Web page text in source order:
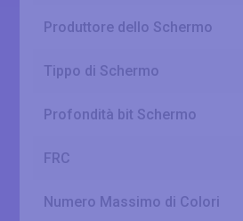
Produttore dello Schermo
Tippo di Schermo
Profondità bit Schermo
FRC
Numero Massimo di Colori